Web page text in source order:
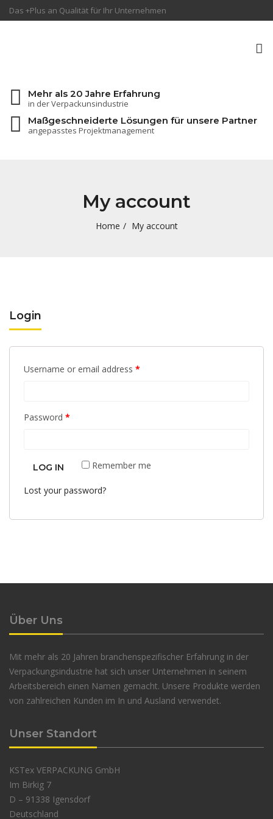
Das +Plus an Qualität für Ihr Unternehmen
Mehr als 20 Jahre Erfahrung
in der Verpackunsindustrie
Maßgeschneiderte Lösungen für unsere Partner
angepasstes Projektmanagement
My account
Home My account
Login
Username or email address *
Password *
Remember me
LOG IN
Lost your password?
Über Uns
Mit mehr als 20 Jahren branchenspezifischer Erfahrung in der
Verpackungsindustrie hat sich unser Unternehmen in seinem
Arbeitsbereich einen Namen gemacht. Unsere Produkte werden
von zahlreichen Kunden im In und Ausland verwendet.
Unser Standort
KSTex VERPACKUNG GmbH
Im Birkig 7
D – 91338 Igensdorf
Deutschland